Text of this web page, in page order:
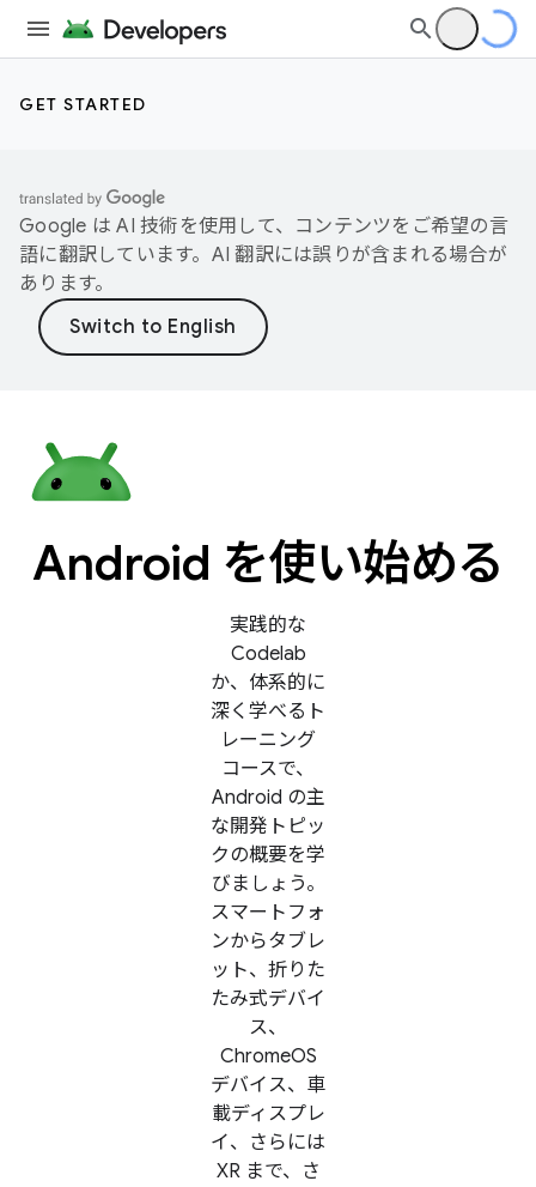
GET STARTED
Google は AI 技術を使用して、コンテンツをご希望の言
語に翻訳しています。AI 翻訳には誤りが含まれる場合が
あります。
Android を使い始める
実践的な
Codelab
か、体系的に
深く学べるト
レーニング
コースで、
Android の主
な開発トピッ
クの概要を学
びましょう。
スマートフォ
ンからタブレ
ット、折りた
たみ式デバイ
ス、
ChromeOS
デバイス、車
載ディスプレ
イ、さらには
XR まで、さ